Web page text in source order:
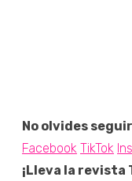
No olvides
Facebook TikTok
¡Lleva la